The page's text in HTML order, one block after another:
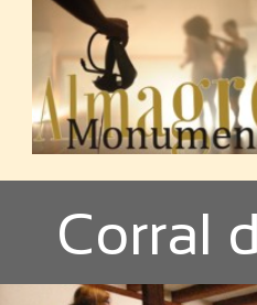
Corral